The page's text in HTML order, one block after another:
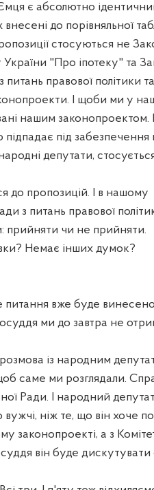
є абсолютно
до порівняльної
стосуються не
"Про іпотеку" та
правової політики та
І щоби ми у
нашим
під забезпечення
депутати,
до пропозицій. І в нашому
з питань правової
прийняти чи не прийняти.
Немає інших думок?
вже буде винесено
ми до завтра не
із народним
саме ми розглядали.
Ради. І народний
ніж те, що він хоче
законопроекті, а з
він буде дискутувати